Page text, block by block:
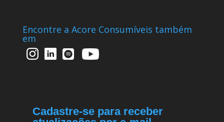
Encontre a Acore Consumíveis também
em
Cadastre-se para receber